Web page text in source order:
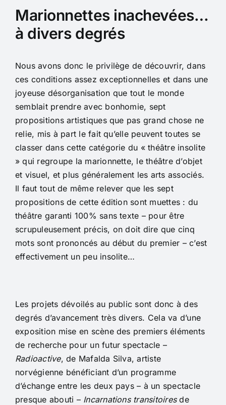
Marionnettes inachevées…
à divers degrés
Nous avons donc le privilège de découvrir, dans
ces conditions assez exceptionnelles et dans une
joyeuse désorganisation que tout le monde
semblait prendre avec bonhomie, sept
propositions artistiques que pas grand chose ne
relie, mis à part le fait qu’elle peuvent toutes se
classer dans cette catégorie du « théâtre insolite
» qui regroupe la marionnette, le théâtre d’objet
et visuel, et plus généralement les arts associés.
Il faut tout de même relever que les sept
propositions de cette édition sont muettes : du
théâtre garanti 100% sans texte – pour être
scrupuleusement précis, on doit dire que cinq
mots sont prononcés au début du premier – c’est
effectivement un peu insolite…
Les projets dévoilés au public sont donc à des
degrés d’avancement très divers. Cela va d’une
exposition mise en scène des premiers éléments
de recherche pour un futur spectacle –
Radioactive, de Mafalda Silva, artiste
norvégienne bénéficiant d’un programme
d’échange entre les deux pays – à un spectacle
presque abouti – Incarnations transitoiresde